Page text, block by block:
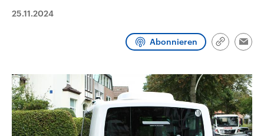
den mächtigsten Ländern der Erde,
Diese wird wie die
Libanon vom Iran
Audio-Archiv
25.11.2024
Abonnieren
Link